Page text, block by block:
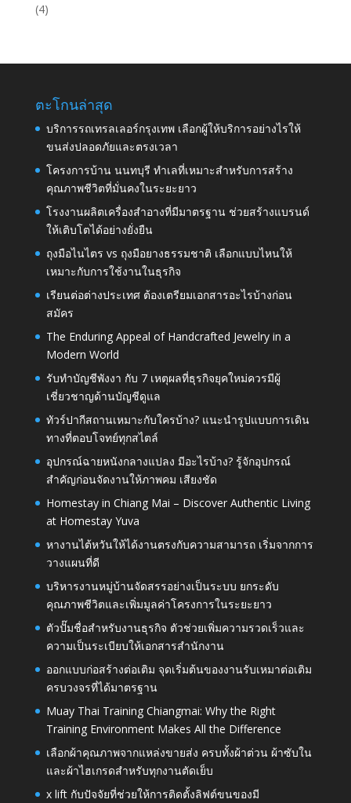
(4)
ตะโกนล่าสุด
บริการรถเทรลเลอร์กรุงเทพ เลือกผู้ให้บริการอย่างไรให้
ขนส่งปลอดภัยและตรงเวลา
โครงการบ้าน นนทบุรี ทำเลที่เหมาะสำหรับการสร้าง
คุณภาพชีวิตที่มั่นคงในระยะยาว
โรงงานผลิตเครื่องสำอางที่มีมาตรฐาน ช่วยสร้างแบรนด์
ให้เติบโตได้อย่างยั่งยืน
ถุงมือไนไตร vs ถุงมือยางธรรมชาติ เลือกแบบไหนให้
เหมาะกับการใช้งานในธุรกิจ
เรียนต่อต่างประเทศ ต้องเตรียมเอกสารอะไรบ้างก่อน
สมัคร
The Enduring Appeal of Handcrafted Jewelry in a
Modern World
รับทำบัญชีพังงา กับ 7 เหตุผลที่ธุรกิจยุคใหม่ควรมีผู้
เชี่ยวชาญด้านบัญชีดูแล
ทัวร์ปากีสถานเหมาะกับใครบ้าง? แนะนำรูปแบบการเดิน
ทางที่ตอบโจทย์ทุกสไตล์
อุปกรณ์ฉายหนังกลางแปลง มีอะไรบ้าง? รู้จักอุปกรณ์
สำคัญก่อนจัดงานให้ภาพคม เสียงชัด
Homestay in Chiang Mai – Discover Authentic Living
at Homestay Yuva
หางานไต้หวันให้ได้งานตรงกับความสามารถ เริ่มจากการ
วางแผนที่ดี
บริหารงานหมู่บ้านจัดสรรอย่างเป็นระบบ ยกระดับ
คุณภาพชีวิตและเพิ่มมูลค่าโครงการในระยะยาว
ตัวปั๊มชื่อสำหรับงานธุรกิจ ตัวช่วยเพิ่มความรวดเร็วและ
ความเป็นระเบียบให้เอกสารสำนักงาน
ออกแบบก่อสร้างต่อเติม จุดเริ่มต้นของงานรับเหมาต่อเติม
ครบวงจรที่ได้มาตรฐาน
Muay Thai Training Chiangmai: Why the Right
Training Environment Makes All the Difference
เลือกผ้าคุณภาพจากแหล่งขายส่ง ครบทั้งผ้าต่วน ผ้าซับใน
และผ้าไฮเกรดสำหรับทุกงานตัดเย็บ
x lift กับปัจจัยที่ช่วยให้การติดตั้งลิฟต์ขนของมี